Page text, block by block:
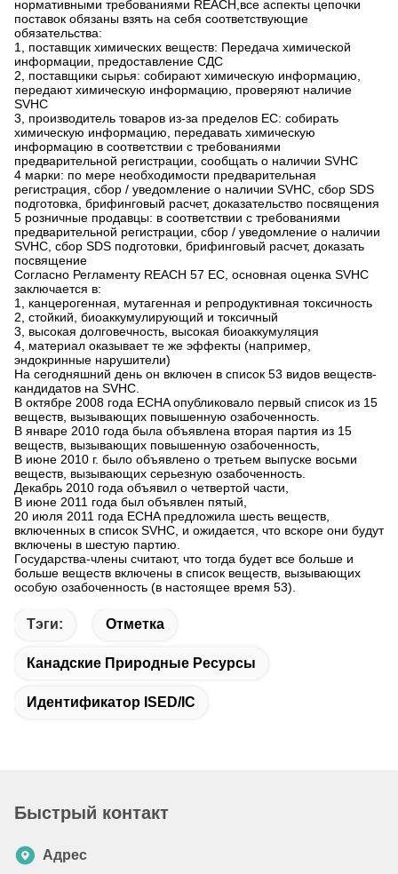
нормативными требованиями REACH,все аспекты цепочки
поставок обязаны взять на себя соответствующие
обязательства:
1, поставщик химических веществ: Передача химической
информации, предоставление СДС
2, поставщики сырья: собирают химическую информацию,
передают химическую информацию, проверяют наличие
SVHC
3, производитель товаров из-за пределов ЕС: собирать
химическую информацию, передавать химическую
информацию в соответствии с требованиями
предварительной регистрации, сообщать о наличии SVHC
4 марки: по мере необходимости предварительная
регистрация, сбор / уведомление о наличии SVHC, сбор SDS
подготовка, брифинговый расчет, доказательство посвящения
5 розничные продавцы: в соответствии с требованиями
предварительной регистрации, сбор / уведомление о наличии
SVHC, сбор SDS подготовки, брифинговый расчет, доказать
посвящение
Согласно Регламенту REACH 57 ЕС, основная оценка SVHC
заключается в:
1, канцерогенная, мутагенная и репродуктивная токсичность
2, стойкий, биоаккумулирующий и токсичный
3, высокая долговечность, высокая биоаккумуляция
4, материал оказывает те же эффекты (например,
эндокринные нарушители)
На сегодняшний день он включен в список 53 видов веществ-
кандидатов на SVHC.
В октябре 2008 года ECHA опубликовало первый список из 15
веществ, вызывающих повышенную озабоченность.
В январе 2010 года была объявлена вторая партия из 15
веществ, вызывающих повышенную озабоченность,
В июне 2010 г. было объявлено о третьем выпуске восьми
веществ, вызывающих серьезную озабоченность.
Декабрь 2010 года объявил о четвертой части,
В июне 2011 года был объявлен пятый,
20 июля 2011 года ECHA предложила шесть веществ,
включенных в список SVHC, и ожидается, что вскоре они будут
включены в шестую партию.
Государства-члены считают, что тогда будет все больше и
больше веществ включены в список веществ, вызывающих
особую озабоченность (в настоящее время 53).
Тэги: Отметка
Канадские Природные Ресурсы
Идентификатор ISED/IC
Быстрый контакт
Адрес